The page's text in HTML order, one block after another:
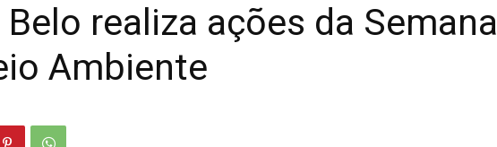
realiza ações da Semana
Ambiente